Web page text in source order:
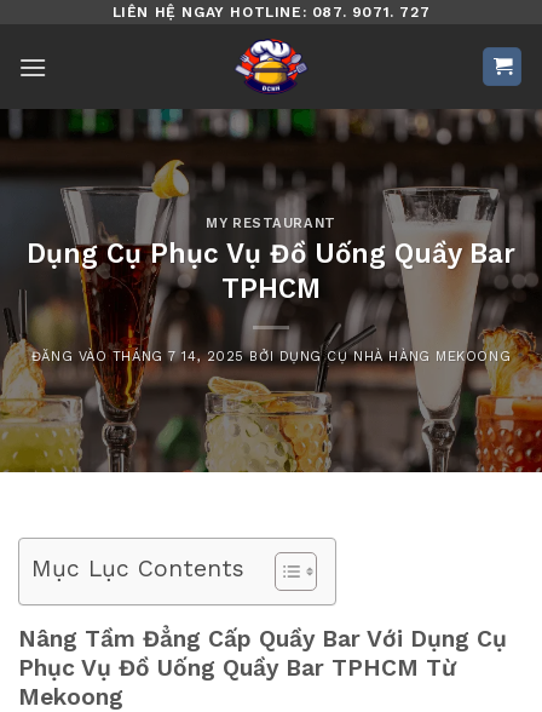
nội
dung
LIÊN HỆ NGAY HOTLINE: 087. 9071. 727
MY RESTAURANT
Dụng Cụ Phục Vụ Đồ Uống Quầy Bar
TPHCM
ĐĂNG VÀO THÁNG 7 14, 2025 BỞIDỤNG CỤ NHÀ HÀNG MEKOONG
Mục Lục Contents
Nâng Tầm Đẳng Cấp Quầy Bar Với Dụng Cụ
Phục Vụ Đồ Uống Quầy Bar TPHCM Từ
Mekoong